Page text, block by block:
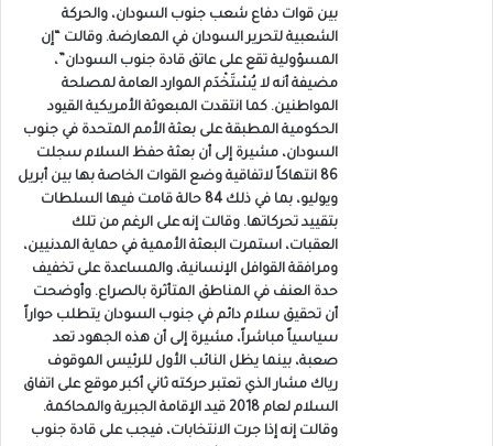
بين قوات دفاع شعب جنوب السودان، والحركة
الشعبية لتحرير السودان في المعارضة. وقالت “إن
المسؤولية تقع على عاتق قادة جنوب السودان”،
مضيفة أنه لا يُسْتَخْدَم الموارد العامة لمصلحة
المواطنين. كما انتقدت المبعوثة الأمريكية القيود
الحكومية المطبقة على بعثة الأمم المتحدة في جنوب
السودان، مشيرة إلى أن بعثة حفظ السلام سجلت
86 انتهاكاً لاتفاقية وضع القوات الخاصة بها بين أبريل
ويوليو، بما في ذلك 84 حالة قامت فيها السلطات
بتقييد تحركاتها. وقالت إنه على الرغم من تلك
العقبات، استمرت البعثة الأممية في حماية المدنيين،
ومرافقة القوافل الإنسانية، والمساعدة على تخفيف
حدة العنف في المناطق المتأثرة بالصراع. وأوضحت
أن تحقيق سلام دائم في جنوب السودان يتطلب حواراً
سياسياً مباشراً، مشيرة إلى أن هذه الجهود تعد
صعبة، بينما يظل النائب الأول للرئيس الموقوف
رياك مشار الذي تعتبر حركته ثاني أكبر موقع على اتفاق
السلام لعام 2018 قيد الإقامة الجبرية والمحاكمة.
وقالت إنه إذا جرت الانتخابات، فيجب على قادة جنوب